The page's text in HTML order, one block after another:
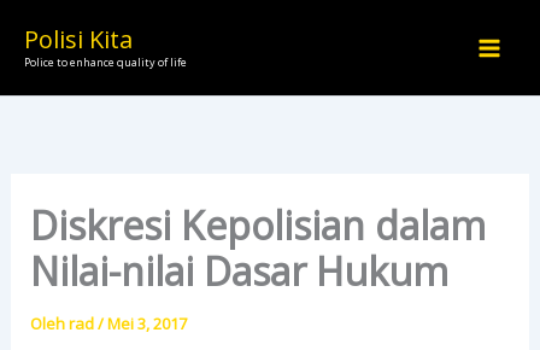
Polisi Kita
Police to enhance quality of life
Diskresi Kepolisian dalam
Nilai-nilai Dasar Hukum
Olehrad/Mei 3, 2017